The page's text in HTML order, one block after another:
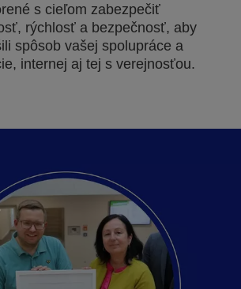
s cieľom zabezpečiť
rýchlosť a bezpečnosť, aby
spôsob vašej spolupráce a
internej aj tej s verejnosťou.